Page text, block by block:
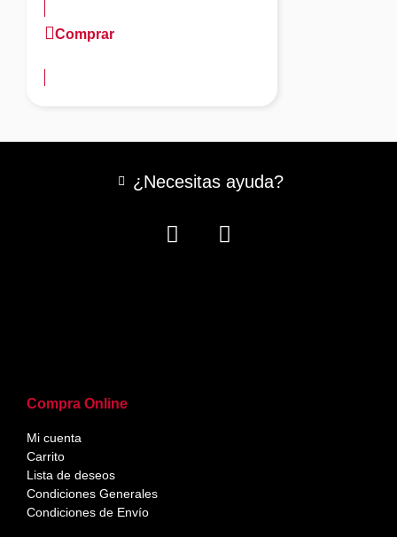
Comprar
Compra Online
Mi cuenta
Carrito
Lista de deseos
Condiciones Generales
Condiciones de Envío
¿Necesitas ayuda?